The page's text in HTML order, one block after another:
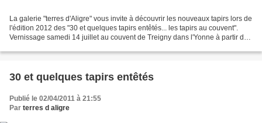
La galerie "terres d'Aligre" vous invite à découvrir les nouveaux tapirs lors de
l'édition 2012 des "30 et quelques tapirs entêtés... les tapirs au couvent".
Vernissage samedi 14 juillet au couvent de Treigny dans l'Yonne à partir de
30 et quelques tapirs entêtés
Publié le 02/04/2011 à 21:55
Par terres d aligre